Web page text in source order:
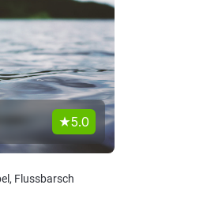
5.0
Flussbarsch